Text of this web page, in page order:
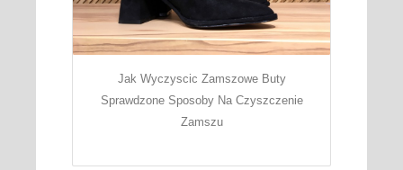
Jak Wyczyscic Zamszowe Buty
Sprawdzone Sposoby Na Czyszczenie
Zamszu